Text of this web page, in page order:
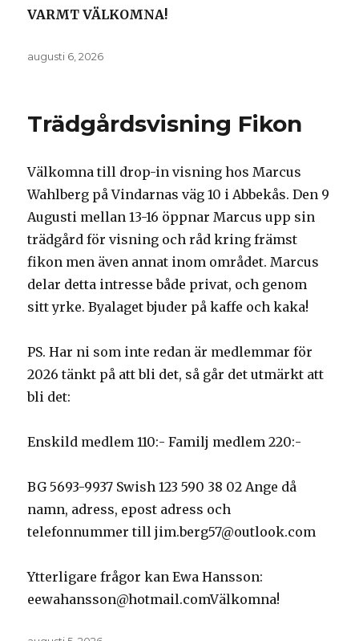
VARMT VÄLKOMNA!
Postat
augusti 6, 2026
Trädgårdsvisning Fikon
Välkomna till drop-in visning hos Marcus
Wahlberg på Vindarnas väg 10 i Abbekås. Den 9
Augusti mellan 13-16 öppnar Marcus upp sin
trädgård för visning och råd kring främst
fikon men även annat inom området. Marcus
delar detta intresse både privat, och genom
sitt yrke. Byalaget bjuder på kaffe och kaka!
PS. Har ni som inte redan är medlemmar för
2026 tänkt på att bli det, så går det utmärkt att
bli det:
Enskild medlem 110:- Familj medlem 220:-
BG 5693-9937 Swish 123 590 38 02 Ange då
namn, adress, epost adress och
telefonnummer till jim.berg57@outlook.com
Ytterligare frågor kan Ewa Hansson:
eewahansson@hotmail.comVälkomna!